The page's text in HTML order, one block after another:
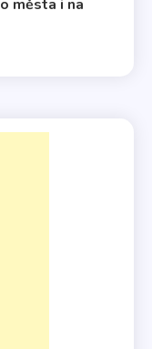
města i na